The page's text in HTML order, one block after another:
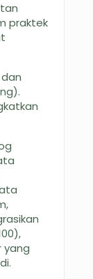
praktek
yang